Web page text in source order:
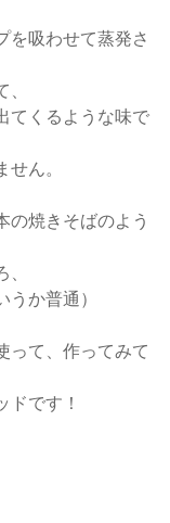
を吸わせて蒸発さ
てくるような味で
ん。
の焼きそばのよう
か普通）
って、作ってみて
ドです！